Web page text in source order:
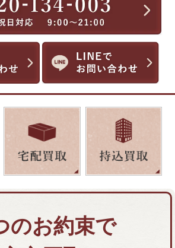
のお約束で